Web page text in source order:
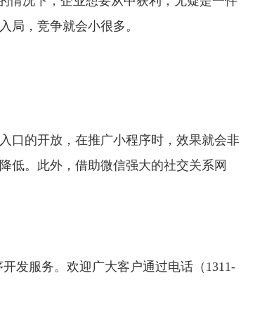
局，竞争就会小很多。
口的开放，在推广小程序时，效果就会非
低。此外，借助微信强大的社交关系网
发服务。欢迎广大客户通过电话（1311-